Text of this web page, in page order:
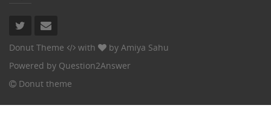
Donut Theme with by Amiya Sahu
Powered by Question2Answer
Donut theme